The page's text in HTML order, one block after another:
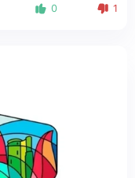
0 1